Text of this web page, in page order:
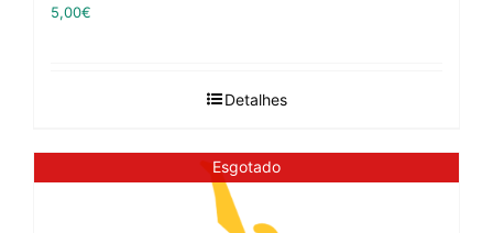
5,00€
Detalhes
Esgotado